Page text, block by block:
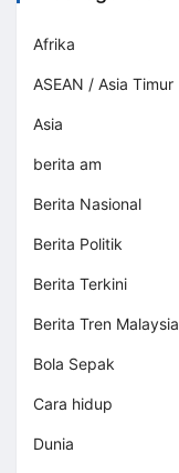
Afrika
ASEAN / Asia Timur
Asia
berita am
Berita Nasional
Berita Politik
Berita Terkini
Berita Tren Malaysia
Bola Sepak
Cara hidup
Dunia